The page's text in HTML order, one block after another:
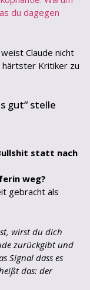
du dagegen
Claude nicht
härtster Kritiker zu
gut“ stelle
statt nach
weg?
gebracht als
wirst du dich
zurückgibt und
Signal dass es
das: der